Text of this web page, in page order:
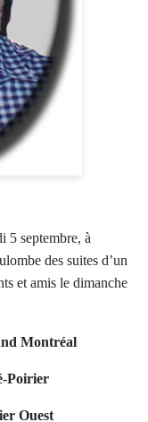
5 septembre, à
des suites d’un
et amis le dimanche
Montréal
Poirier
Ouest